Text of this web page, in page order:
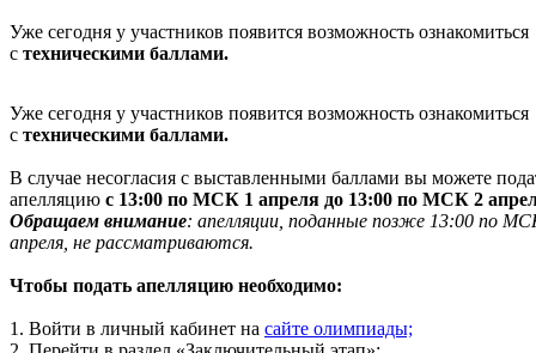
Уже сегодня у участников появится возможность ознакомиться
с техническими баллами.
Уже сегодня у участников появится возможность ознакомиться
с техническими баллами.
В случае несогласия с выставленными баллами вы можете
апелляцию с 13:00 по МСК 1 апреля до 13:00 по МСК 2
Обращаем внимание: апелляции, поданные позже 13:00 по
апреля, не рассматриваются.
Чтобы подать апелляцию необходимо:
1. Войти в личный кабинет на сайте олимпиады;